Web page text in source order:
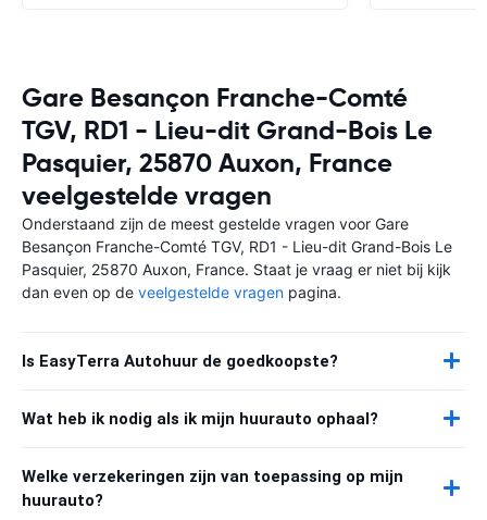
Gare Besançon Franche-Comté
TGV, RD1 - Lieu-dit Grand-Bois Le
Pasquier, 25870 Auxon, France
veelgestelde vragen
Onderstaand zijn de meest gestelde vragen voor Gare
Besançon Franche-Comté TGV, RD1 - Lieu-dit Grand-Bois Le
Pasquier, 25870 Auxon, France. Staat je vraag er niet bij kijk
dan even op de veelgestelde vragen pagina.
Is EasyTerra Autohuur de goedkoopste?
Wat heb ik nodig als ik mijn huurauto ophaal?
Welke verzekeringen zijn van toepassing op mijn
huurauto?